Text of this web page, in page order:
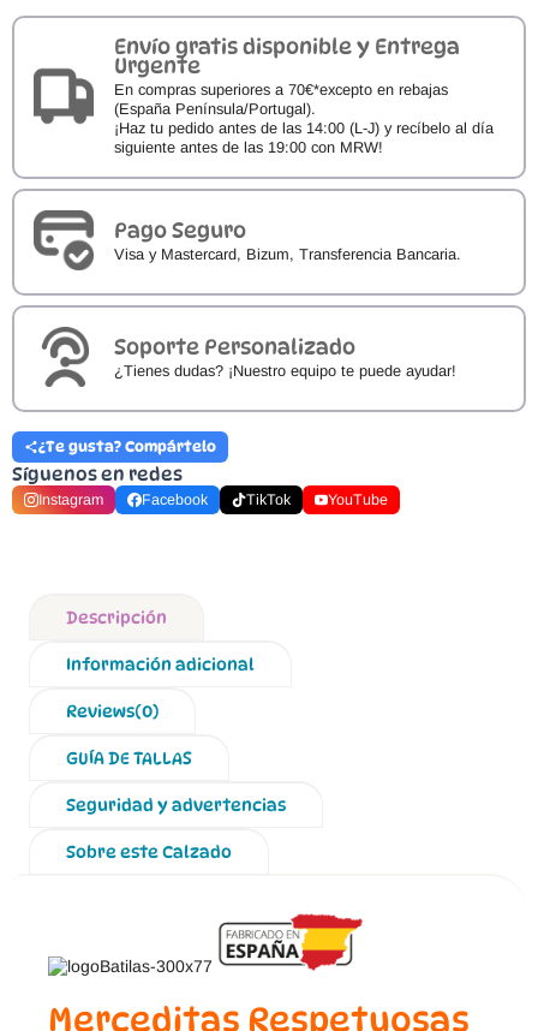
Envío gratis disponible y Entrega
Urgente
En compras superiores a 70€*excepto en rebajas
(España Península/Portugal).
¡Haz tu pedido antes de las 14:00 (L-J) y recíbelo al día
siguiente antes de las 19:00 con MRW!
Pago Seguro
Visa y Mastercard, Bizum, Transferencia Bancaria.
Soporte Personalizado
¿Tienes dudas? ¡Nuestro equipo te puede ayudar!
¿Te gusta? Compártelo
Síguenos en redes
Instagram Facebook TikTok YouTube
Descripción
Información adicional
Reviews(0)
GUÍA DE TALLAS
Seguridad y advertencias
Sobre este Calzado
Merceditas Respetuosas